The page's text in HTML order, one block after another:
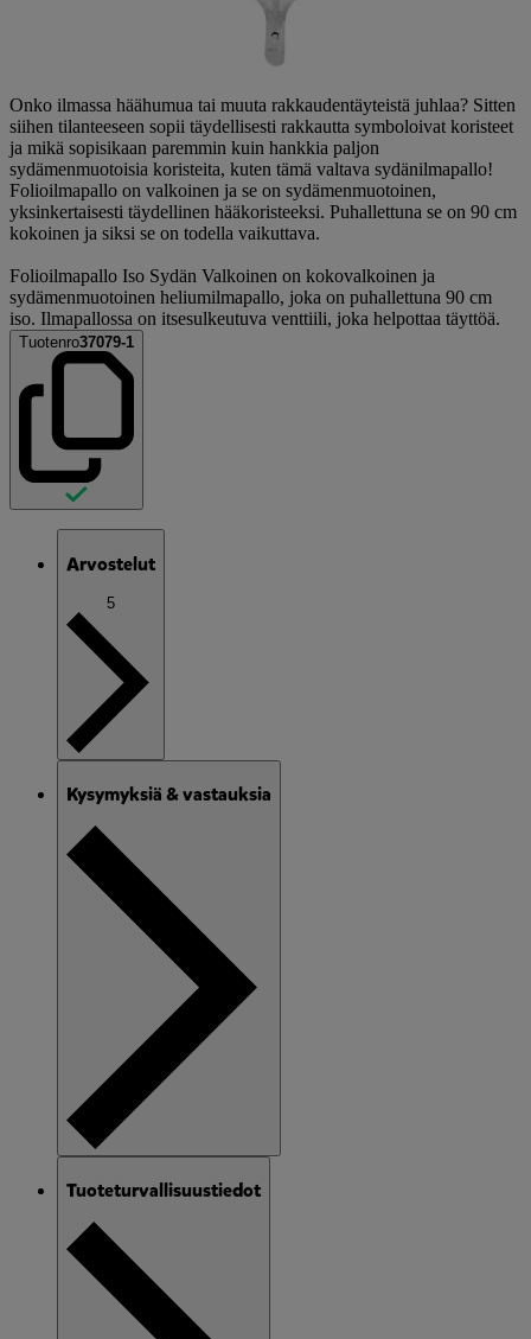
Onko ilmassa häähumua tai muuta rakkaudentäyteistä juhlaa? Sitten
siihen tilanteeseen sopii täydellisesti rakkautta symboloivat koristeet
ja mikä sopisikaan paremmin kuin hankkia paljon
sydämenmuotoisia koristeita, kuten tämä valtava sydänilmapallo!
Folioilmapallo on valkoinen ja se on sydämenmuotoinen,
yksinkertaisesti täydellinen hääkoristeeksi. Puhallettuna se on 90 cm
kokoinen ja siksi se on todella vaikuttava.
Folioilmapallo Iso Sydän Valkoinen on kokovalkoinen ja
sydämenmuotoinen heliumilmapallo, joka on puhallettuna 90 cm
iso. Ilmapallossa on itsesulkeutuva venttiili, joka helpottaa täyttöä.
Tuotenro37079-1
Arvostelut
5
Kysymyksiä & vastauksia
Tuoteturvallisuustiedot